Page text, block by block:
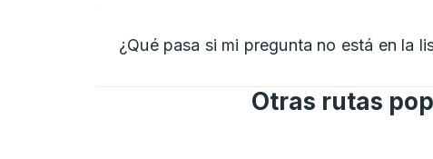
¿Qué pasa si mi pregunta no está en la
Otras rutas